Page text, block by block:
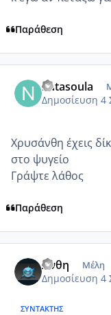
Παράθεση
natasoula
Δημοσίευση 4
Χρυσάνθη έχεις
στο ψυγείο
Γράψτε λάθος
Παράθεση
Ανθη Μέλη
Δημοσίευση 4
ΣΥΝΤΆΚΤΗΣ